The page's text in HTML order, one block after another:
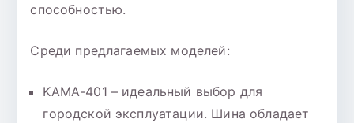
способностью.
Среди предлагаемых моделей:
KAMA-401 – идеальный выбор для
городской эксплуатации. Шина обладает